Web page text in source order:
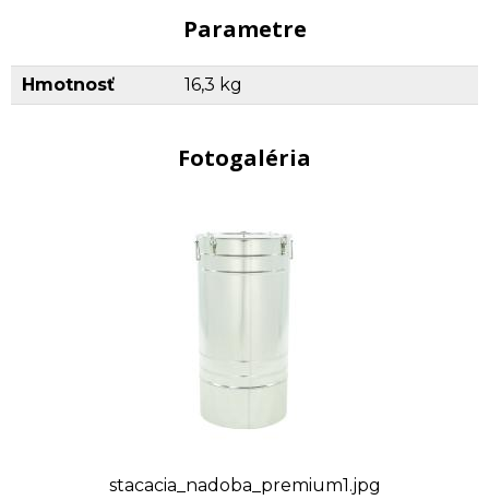
Parametre
Hmotnosť 16,3 kg
Fotogaléria
stacacia_nadoba_premium1.jpg